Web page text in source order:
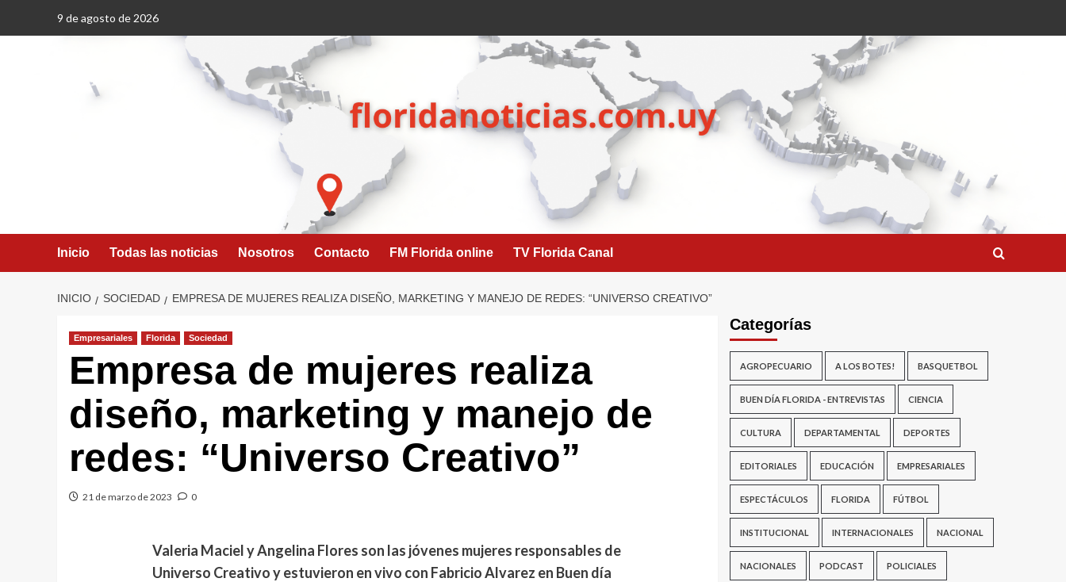
9 de agosto de 2026
Inicio Todas las noticias Nosotros Contacto FM Florida online TV Florida Canal
INICIO SOCIEDAD EMPRESA DE MUJERES REALIZA DISEÑO, MARKETING Y MANEJO DE REDES: “UNIVERSO CREATIVO”
Empresariales Florida Sociedad
Empresa de mujeres realiza
diseño, marketing y manejo de
redes: “Universo Creativo”
21 de marzo de 2023 0
Valeria Maciel y Angelina Flores son las jóvenes mujeres responsables de
Universo Creativo y estuvieron en vivo con Fabricio Alvarez en Buen día
Categorías
AGROPECUARIO A LOS BOTES! BASQUETBOL
BUEN DÍA FLORIDA - ENTREVISTAS CIENCIA
CULTURA DEPARTAMENTAL DEPORTES
EDITORIALES EDUCACIÓN EMPRESARIALES
ESPECTÁCULOS FLORIDA FÚTBOL
INSTITUCIONAL INTERNACIONALES NACIONAL
NACIONALES PODCAST POLICIALES